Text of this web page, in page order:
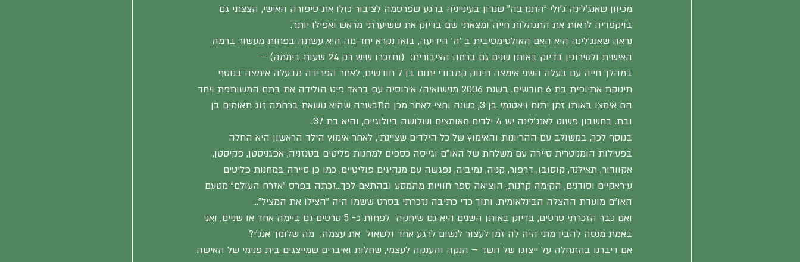
מכיוון שאנג'לינה ג'ולי "התנדבה" שנדון בעינייניה ברגע שפרסמה לציבור כולו את סיפורה האישי, הצצתי גם
בויקפדיה לראות את התנהלות חייה ומצאתי שם בדיוק את ששיערתי מראש ואפילו יותר.
נראה שאנג'לינה היא האם האולטימטיבית ב 'ה' הידיעה, בואו נקרא יחד מה היא עשתה בפחות מעשור ברמה
האישית ולסירוגין בדיוק באותן שנים גם ברמה הציבורית:  (ותזכרו שיש רק 24 שעות ביממה) –
במהלך חייה עם בעלה השני אימצה תינוק קמבודי יתום בן 7 חודשים, לאחר הפרידה מבעלה אימצה בנוסף
תינוקת אתיופית בת 6 חודשים. בשנת 2006 מנישואיה/ אירוסיה עם בראד פיט הולידה את בתם המשותפת ויחד
הם אימצו באותו זמן יתום ויאטנמי בן 3, כשנה וחצי לאחר מכן התבשרה שהיא נושאת ברחמה זוג תאומים בן
ובת. בחשבון פשוט לאנג'לינה יש 4 ילדים מאומצים ושלושה ביולוגיים, והיא בת 37.
בנוסף לכך, במשולב עם ההריונות והאימוץ של כל הילדים שציינתי, לאחר אימוץ הילד הראשון היא החלה
בפעילות הומניטרית סיירה עם משלחת של האו"ם וגייסה כספים למחנות פליטים בטנזניה, אפגניסטן, פקיסטן,
אקוודור, תאילנד, קוסובו, דרפור, קניה, נמיביה, נפגשה עם מנהיגים פוליטיים, כמו כן סיירה במחנות פליטים
עיראקיים וסודנים, הקימה קרנות, הוציאה ספר חוויות מהמסע ובהתאם לכך…זכתה בפרס "אזרח העולם" מטעם
האו"ם מועדת ההצלה הבינלאומית. ותוך כדי כתיבה נזכרתי בסרט ששמו היה "הצילו את המציל"…
ואם כבר הזכרתי סרטים, בדיוק באותן השנים היא גם שיחקה  לפחות כ- 5 סרטים גם ביימה אחד או שניים, ואני
באמת מנסה להבין מתי היה לה זמן לעצור לנשום לרגע אחד ולשאול  את עצמה,  מה שלומך אנג'י?
אם דיברנו בהתחלה על ייצוגו של השד – הנקה והענקה לעצמי, שחלות ואיברים שמייצגים בית פנימי של האישה